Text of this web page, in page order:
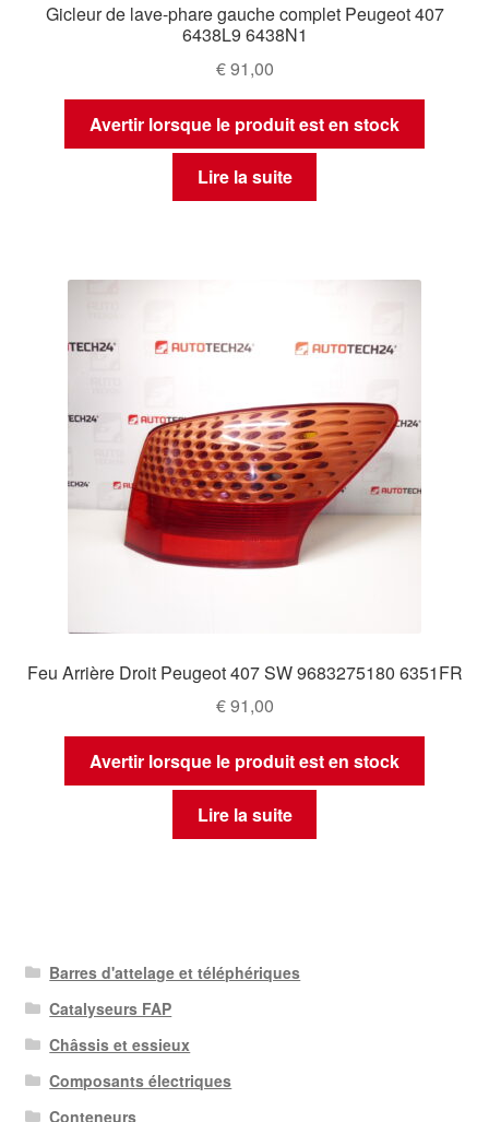
Gicleur de lave-phare gauche complet Peugeot 407
6438L9 6438N1
€91,00
Avertir lorsque le produit est en stock
Lire la suite
Feu Arrière Droit Peugeot 407 SW 9683275180 6351FR
€91,00
Avertir lorsque le produit est en stock
Lire la suite
Barres d'attelage et téléphériques
Catalyseurs FAP
Châssis et essieux
Composants électriques
Conteneurs